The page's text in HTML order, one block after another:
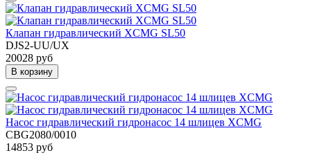
Клапан гидравлический XCMG SL50
DJS2-UU/UX
20028 руб
В корзину
Насос гидравлический гидронасос 14 шлицев XCMG
CBG2080/0010
14853 руб